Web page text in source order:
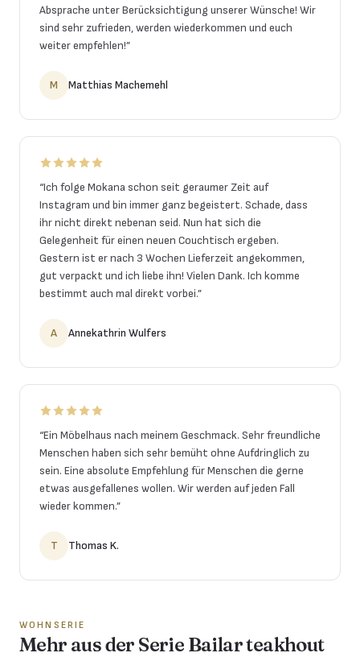
Absprache unter Berücksichtigung unserer Wünsche! Wir
sind sehr zufrieden, werden wiederkommen und euch
weiter empfehlen!”
M Matthias Machemehl
“Ich folge Mokana schon seit geraumer Zeit auf
Instagram und bin immer ganz begeistert. Schade, dass
ihr nicht direkt nebenan seid. Nun hat sich die
Gelegenheit für einen neuen Couchtisch ergeben.
Gestern ist er nach 3 Wochen Lieferzeit angekommen,
gut verpackt und ich liebe ihn! Vielen Dank. Ich komme
bestimmt auch mal direkt vorbei.”
A Annekathrin Wulfers
“Ein Möbelhaus nach meinem Geschmack. Sehr freundliche
Menschen haben sich sehr bemüht ohne Aufdringlich zu
sein. Eine absolute Empfehlung für Menschen die gerne
etwas ausgefallenes wollen. Wir werden auf jeden Fall
wieder kommen.”
T Thomas K.
WOHNSERIE
Mehr aus der Serie Bailar teakhout